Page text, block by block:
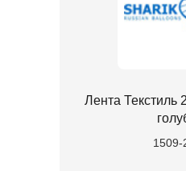
Лента Текстиль
1509-